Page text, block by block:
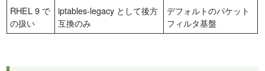
RHEL 9 で
の扱い
iptables-legacy として後方
互換のみ
デフォルトのパケット
フィルタ基盤